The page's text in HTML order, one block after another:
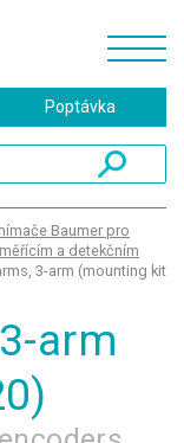
Poptávka
Baumer pro
a detekčním
3-arm (mounting kit
arm